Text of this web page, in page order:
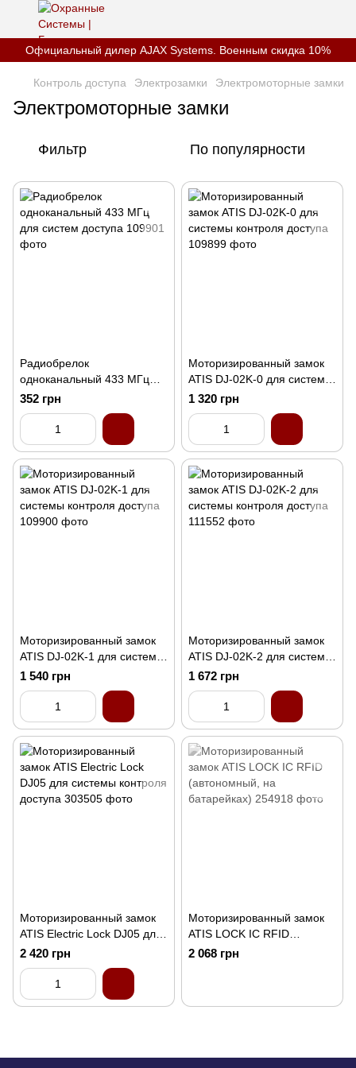
Официальный дилер AJAX Systems. Военным скидка 10%
Контроль доступа Электрозамки Электромоторные замки
Электромоторные замки
Фильтр По популярности
Радиобрелок
одноканальный 433 МГц
для систем доступа
352 грн
Моторизированный замок
ATIS DJ-02K-0 для системы
контроля доступа
1 320 грн
Моторизированный замок
ATIS DJ-02K-1 для системы
контроля доступа
1 540 грн
Моторизированный замок
ATIS DJ-02K-2 для системы
контроля доступа
1 672 грн
Моторизированный замок
ATIS Electric Lock DJ05 для
системы контроля доступа
2 420 грн
Моторизированный замок
ATIS LOCK IC RFID
(автономный, на
2 068 грн